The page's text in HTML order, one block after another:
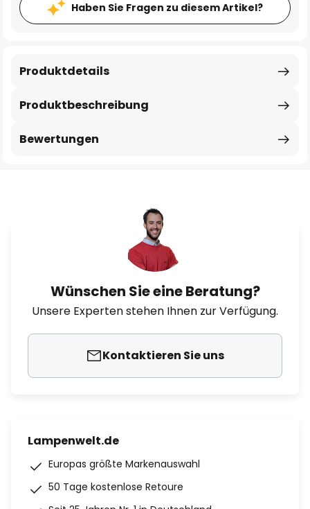
Haben Sie Fragen zu diesem Artikel?
Produktbeschreibung
Produktdetails
Bewertungen
Wünschen Sie eine Beratung?
Unsere Experten stehen Ihnen zur Verfügung.
Kontaktieren Sie uns
Lampenwelt.de
Europas größte Markenauswahl
50 Tage kostenlose Retoure